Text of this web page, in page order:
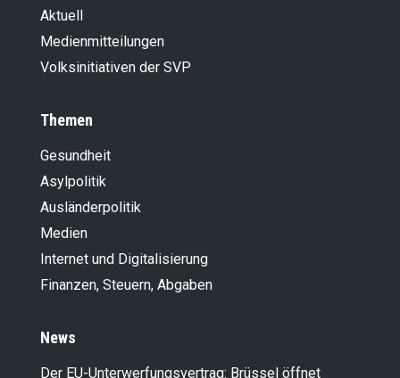
Aktuell
Medienmitteilungen
Volksinitiativen der SVP
Themen
Gesundheit
Asylpolitik
Ausländer­politik
Medien
Internet und Digitalisierung
Finanzen, Steuern, Abgaben
News
Der EU-Unterwerfungsvertrag: Brüssel öffnet